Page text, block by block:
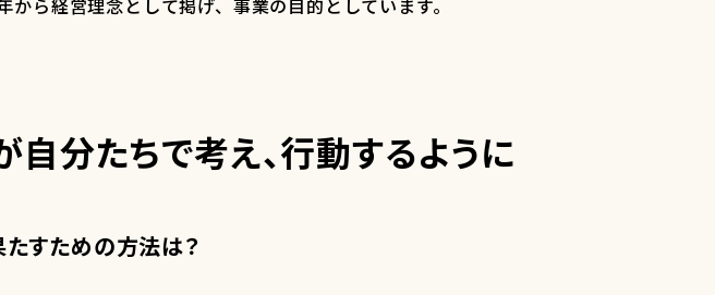
自分たちで考え、行動するように
たすための方法は？